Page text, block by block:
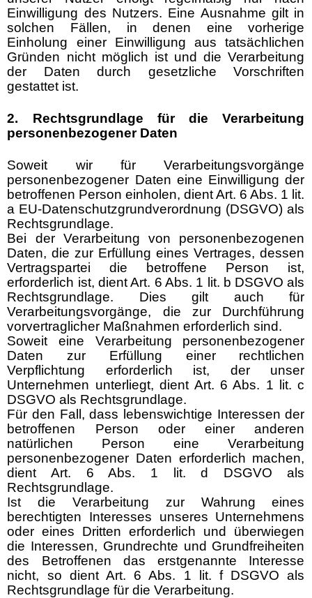
Einwilligung des Nutzers. Eine Ausnahme gilt in
solchen Fällen, in denen eine vorherige
Einholung einer Einwilligung aus tatsächlichen
Gründen nicht möglich ist und die Verarbeitung
der Daten durch gesetzliche Vorschriften
gestattet ist.
2. Rechtsgrundlage für die Verarbeitung
personenbezogener Daten
Soweit wir für Verarbeitungsvorgänge
personenbezogener Daten eine Einwilligung der
betroffenen Person einholen, dient Art. 6 Abs. 1 lit.
a EU-Datenschutzgrundverordnung (DSGVO) als
Rechtsgrundlage.
Bei der Verarbeitung von personenbezogenen
Daten, die zur Erfüllung eines Vertrages, dessen
Vertragspartei die betroffene Person ist,
erforderlich ist, dient Art. 6 Abs. 1 lit. b DSGVO als
Rechtsgrundlage. Dies gilt auch für
Verarbeitungsvorgänge, die zur Durchführung
vorvertraglicher Maßnahmen erforderlich sind.
Soweit eine Verarbeitung personenbezogener
Daten zur Erfüllung einer rechtlichen
Verpflichtung erforderlich ist, der unser
Unternehmen unterliegt, dient Art. 6 Abs. 1 lit. c
DSGVO als Rechtsgrundlage.
Für den Fall, dass lebenswichtige Interessen der
betroffenen Person oder einer anderen
natürlichen Person eine Verarbeitung
personenbezogener Daten erforderlich machen,
dient Art. 6 Abs. 1 lit. d DSGVO als
Rechtsgrundlage.
Ist die Verarbeitung zur Wahrung eines
berechtigten Interesses unseres Unternehmens
oder eines Dritten erforderlich und überwiegen
die Interessen, Grundrechte und Grundfreiheiten
des Betroffenen das erstgenannte Interesse
nicht, so dient Art. 6 Abs. 1 lit. f DSGVO als
Rechtsgrundlage für die Verarbeitung.